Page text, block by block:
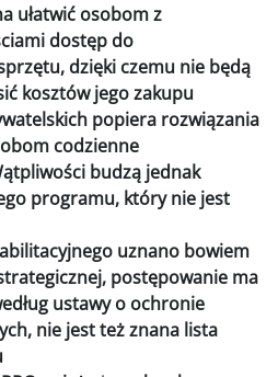
ułatwić osobom z
dostęp do
dzięki czemu nie będą
kosztów jego zakupu
popiera rozwiązania
codzienne
budzą jednak
programu, który nie jest
uznano bowiem
postępowanie ma
ustawy o ochronie
nie jest też znana lista